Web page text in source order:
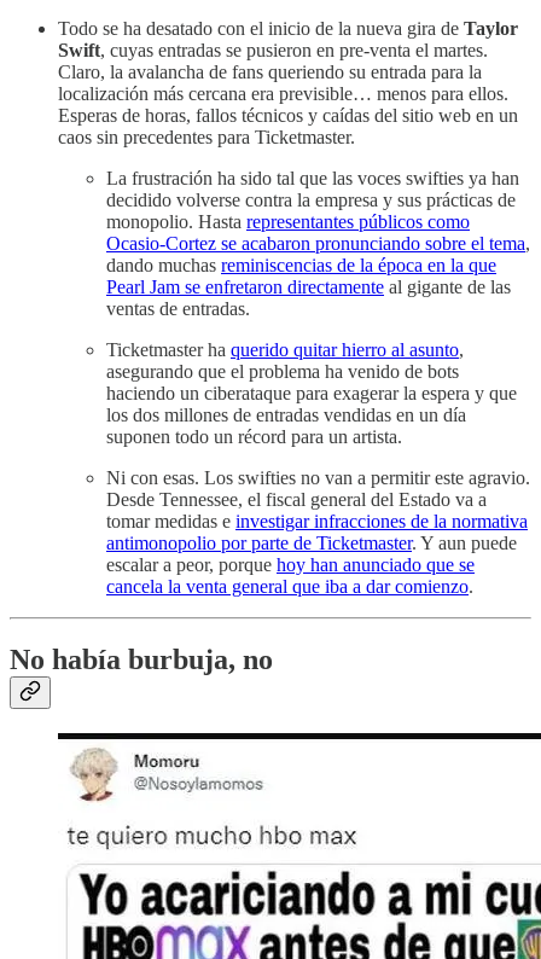
Todo se ha desatado con el inicio de la nueva gira de Taylor
Swift, cuyas entradas se pusieron en pre-venta el martes.
Claro, la avalancha de fans queriendo su entrada para la
localización más cercana era previsible… menos para ellos.
Esperas de horas, fallos técnicos y caídas del sitio web en un
caos sin precedentes para Ticketmaster.
La frustración ha sido tal que las voces swifties ya han
decidido volverse contra la empresa y sus prácticas de
monopolio. Hasta representantes públicos como
Ocasio-Cortez se acabaron pronunciando sobre el tema,
dando muchas reminiscencias de la época en la que
Pearl Jam se enfretaron directamente al gigante de las
ventas de entradas.
Ticketmaster ha querido quitar hierro al asunto,
asegurando que el problema ha venido de bots
haciendo un ciberataque para exagerar la espera y que
los dos millones de entradas vendidas en un día
suponen todo un récord para un artista.
Ni con esas. Los swifties no van a permitir este agravio.
Desde Tennessee, el fiscal general del Estado va a
tomar medidas e investigar infracciones de la normativa
antimonopolio por parte de Ticketmaster. Y aun puede
escalar a peor, porque hoy han anunciado que se
cancela la venta general que iba a dar comienzo.
No había burbuja, no